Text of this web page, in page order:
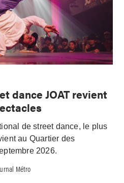
dance JOAT revient
de street dance, le plus
au Quartier des
2026.
Métro